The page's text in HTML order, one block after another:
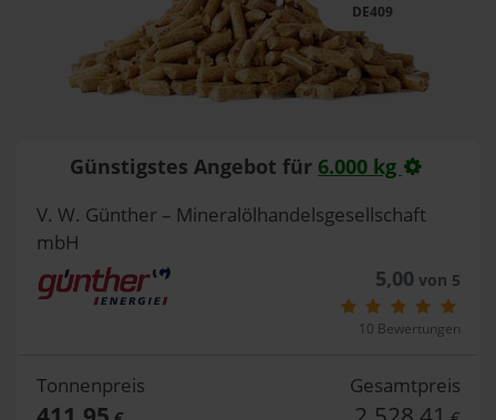
DE409
Günstigstes Angebot für 6.000 kg
V. W. Günther – Mineralölhandelsgesellschaft
mbH
5,00 von 5
10 Bewertungen
Tonnenpreis Gesamtpreis